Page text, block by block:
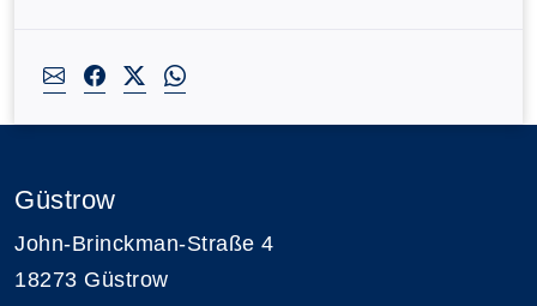
Güstrow
John-Brinckman-Straße 4
18273 Güstrow